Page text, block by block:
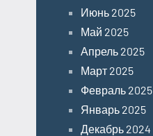
Июнь 2025
Май 2025
Апрель 2025
Март 2025
Февраль 2025
Январь 2025
Декабрь 2024